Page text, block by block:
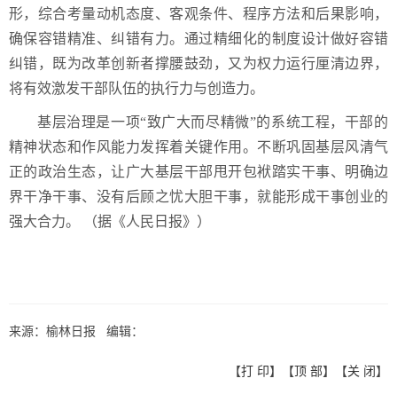
形，综合考量动机态度、客观条件、程序方法和后果影响，
确保容错精准、纠错有力。通过精细化的制度设计做好容错
纠错，既为改革创新者撑腰鼓劲，又为权力运行厘清边界，
将有效激发干部队伍的执行力与创造力。
基层治理是一项“致广大而尽精微”的系统工程，干部的
精神状态和作风能力发挥着关键作用。不断巩固基层风清气
正的政治生态，让广大基层干部甩开包袱踏实干事、明确边
界干净干事、没有后顾之忧大胆干事，就能形成干事创业的
强大合力。 （据《人民日报》）
来源：榆林日报 编辑：
【打 印】【顶 部】【关 闭】